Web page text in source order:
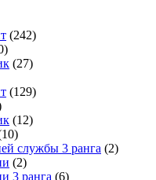
(242)
(27)
(129)
(12)
службы 3 ранга (2)
(2)
3 ранга (6)